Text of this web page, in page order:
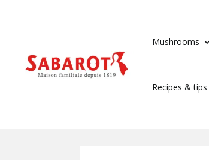
Mushrooms
Recipes & tips